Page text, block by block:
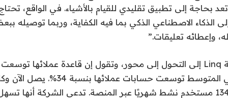
تعد بحاجة إلى تطبيق تقليدي للقيام بالأشياء. في الواقع،
الذكاء الاصطناعي الذكي بما فيه الكفاية، وربما توصيله
وإعطائه تعليقات.”
الربع السابق، وفي المتوسط ​​توسعت